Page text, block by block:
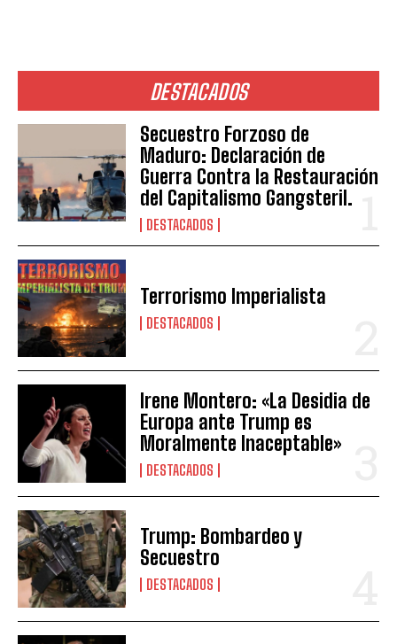
DESTACADOS
Secuestro Forzoso de
Maduro: Declaración de
Guerra Contra la Restauración
del Capitalismo Gangsteril.
DESTACADOS
Terrorismo Imperialista
DESTACADOS
Irene Montero: «La Desidia de
Europa ante Trump es
Moralmente Inaceptable»
DESTACADOS
Trump: Bombardeo y
Secuestro
DESTACADOS